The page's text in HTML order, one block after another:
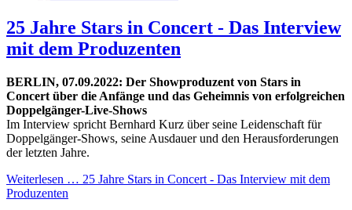
25 Jahre Stars in Concert - Das Interview
mit dem Produzenten
BERLIN, 07.09.2022: Der Showproduzent von Stars in
Concert über die Anfänge und das Geheimnis von erfolgreichen
Doppelgänger-Live-Shows
Im Interview spricht Bernhard Kurz über seine Leidenschaft für
Doppelgänger-Shows, seine Ausdauer und den Herausforderungen
der letzten Jahre.
Weiterlesen … 25 Jahre Stars in Concert - Das Interview mit dem
Produzenten